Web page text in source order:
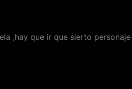
,hay que ir que sierto